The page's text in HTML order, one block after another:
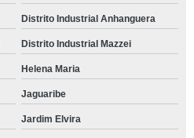
Distrito Industrial Anhanguera
Distrito Industrial Mazzei
Helena Maria
Jaguaribe
Jardim Elvira